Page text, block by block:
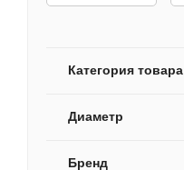
Категория товара
Диаметр
Бренд